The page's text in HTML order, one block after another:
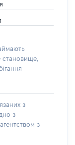
становище,
з
з
з